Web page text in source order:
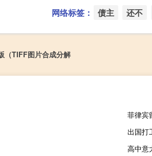
网络标签： 债主 还不
（TIFF图片合成分解
菲律宾
出国打
高中意